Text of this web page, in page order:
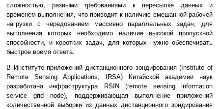
сложностью, разными требованиями к пересылке данных и
временем выполнения, что приводит к наличию смешанной рабочей
нагрузки с чередованием массивно параллельных задач, для
выполнения которых необходимо наличие высокой пропускной
способности, и коротких задач, для которых нужно обеспечивать
быстрое время ответа.
В Институте приложений дистанционного зондирования (Institute of
Remote Sensing Applications, IRSA) Китайской академии наук
разработана инфраструктура RSIN (remote sensing information
service grid node), поддерживающая выполнение приложений
количественной выборки из данных дистанционного зондирования